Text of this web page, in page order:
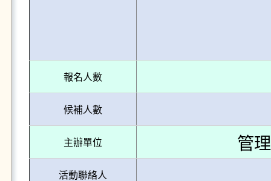
報名人數
候補人數
主辦單位 管
活動聯絡人